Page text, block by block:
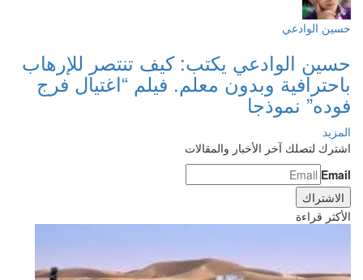
حسين الوادعي
حسين الوادعي يكتب: كيف تنتصر للإرهاب
باحترافية وبدون معلم. فيلم “اغتيال فرج
فوده” نموذجا
المزيد
اشترك لتصلك آخر الأخبار والمقالات
Email
الأكثر قراءة